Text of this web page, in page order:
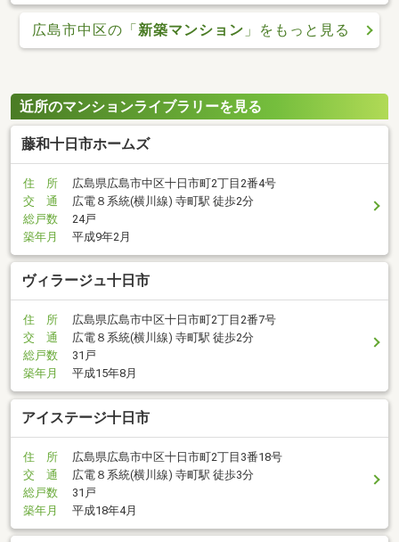
広島市中区の「新築マンション 」をもっと見る
近所のマンションライブラリーを見る
藤和十日市ホームズ
住 所
広島県広島市中区十日市町2丁目2番4号
交 通
広電８系統(横川線) 寺町駅 徒歩2分
総戸数
24戸
築年月
平成9年2月
ヴィラージュ十日市
住 所
広島県広島市中区十日市町2丁目2番7号
交 通
広電８系統(横川線) 寺町駅 徒歩2分
総戸数
31戸
築年月
平成15年8月
アイステージ十日市
住 所
広島県広島市中区十日市町2丁目3番18号
交 通
広電８系統(横川線) 寺町駅 徒歩3分
総戸数
31戸
築年月
平成18年4月